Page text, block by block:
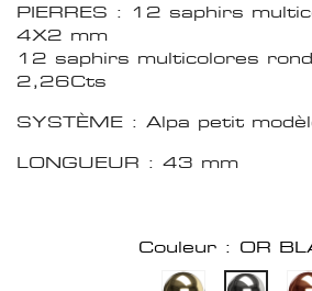
PIERRES : 12 saphirs
4X2 mm
12 saphirs multicolores
2,26Cts
SYSTÈME : Alpa petit
LONGUEUR : 43 mm
Couleur : OR